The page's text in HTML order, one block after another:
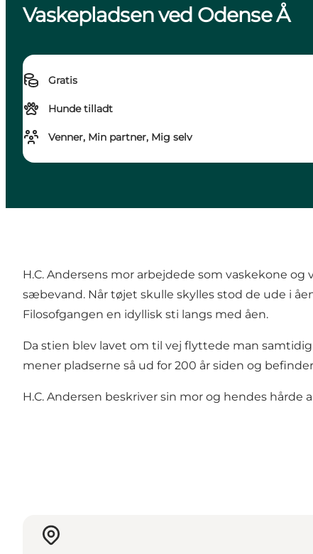
Vaskepladsen ved Odense Å
Gratis
Hunde tilladt
Venner, Min partner, Mig selv
H.C. Andersens mor arbejdede som vaskekone
sæbevand. Når tøjet skulle skylles stod de ude i
Filosofgangen en idyllisk sti langs med åen.
Da stien blev lavet om til vej flyttede man
mener pladserne så ud for 200 år siden og
H.C. Andersen beskriver sin mor og hendes